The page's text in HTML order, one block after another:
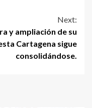
Next:
y ampliación de su
Cartagena sigue
consolidándose.